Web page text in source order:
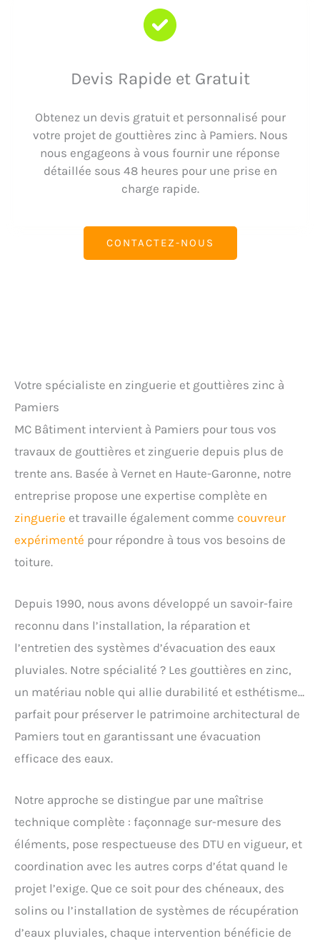
Devis Rapide et Gratuit
Obtenez un devis gratuit et personnalisé pour
votre projet de gouttières zinc à Pamiers. Nous
nous engageons à vous fournir une réponse
détaillée sous 48 heures pour une prise en
charge rapide.
CONTACTEZ-NOUS
Votre spécialiste en zinguerie et gouttières zinc à
Pamiers
MC Bâtiment intervient à Pamiers pour tous vos
travaux de gouttières et zinguerie depuis plus de
trente ans. Basée à Vernet en Haute-Garonne, notre
entreprise propose une expertise complète en
zinguerie et travaille également comme couvreur
expérimenté pour répondre à tous vos besoins de
toiture.
Depuis 1990, nous avons développé un savoir-faire
reconnu dans l’installation, la réparation et
l’entretien des systèmes d’évacuation des eaux
pluviales. Notre spécialité ? Les gouttières en zinc,
un matériau noble qui allie durabilité et esthétisme…
parfait pour préserver le patrimoine architectural de
Pamiers tout en garantissant une évacuation
efficace des eaux.
Notre approche se distingue par une maîtrise
technique complète : façonnage sur-mesure des
éléments, pose respectueuse des DTU en vigueur, et
coordination avec les autres corps d’état quand le
projet l’exige. Que ce soit pour des chéneaux, des
solins ou l’installation de systèmes de récupération
d’eaux pluviales, chaque intervention bénéficie de